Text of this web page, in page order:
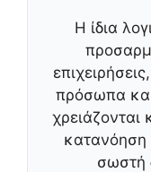
Η ίδια
πρόσωπα
κατανόηση
σωστή